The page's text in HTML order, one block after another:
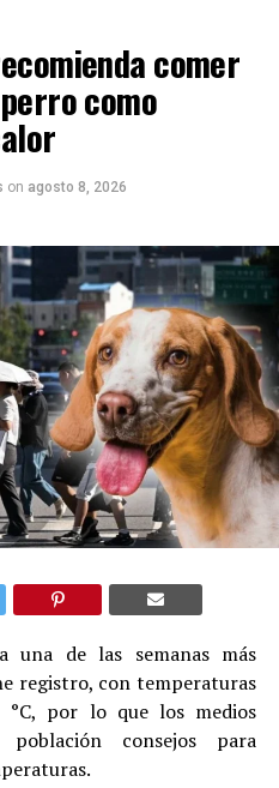
comer
como
on agosto 8, 2026
una de las semanas más
registro, con temperaturas
°C, por lo que los medios
consejos para